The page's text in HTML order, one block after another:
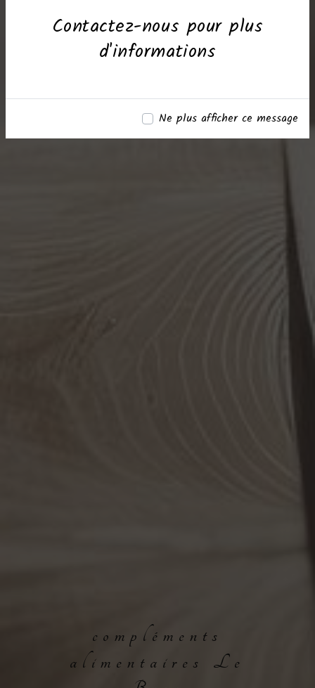
Contactez-nous pour plus
d'informations
Ne plus afficher ce message
compléments
alimentaires Le